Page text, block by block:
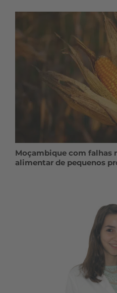
Moçambique com falhas
alimentar de pequenos